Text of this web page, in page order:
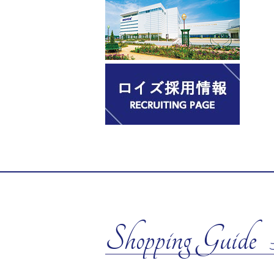
Shopping Guide